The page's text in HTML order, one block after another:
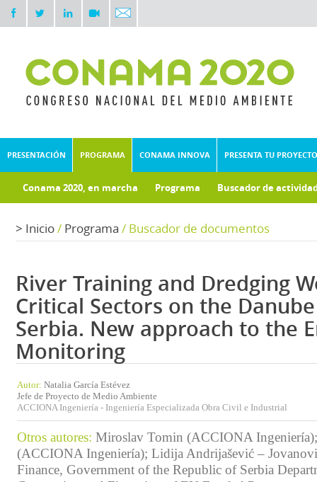
PRESENTACIÓN PROGRAMA CONAMA INNOVA PRESENTA TU PROYECTO
Conama 2020, en marcha Programa Buscador de
> Inicio/ Programa / Buscador de documentos
River Training and Dredging
Critical Sectors on the
Serbia. New approach to the
Monitoring
Autor: Natalia García Estévez
Jefe de Proyecto de Medio Ambiente
ACCIONA Ingeniería - Ingeniería Especializada Obra Civil e Industrial
Otros autores: Miroslav Tomin (ACCIONA
(ACCIONA Ingeniería); Lidija Andrijašević –
Finance, Government of the Republic of Serbia